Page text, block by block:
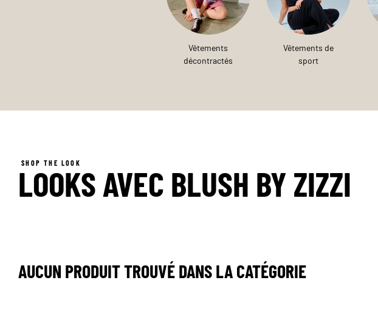
Vêtements
décontractés
Vêtements de
sport
SHOP THE LOOK
LOOKS AVEC BLUSH BY ZIZZI
AUCUN PRODUIT TROUVÉ DANS LA CATÉGORIE